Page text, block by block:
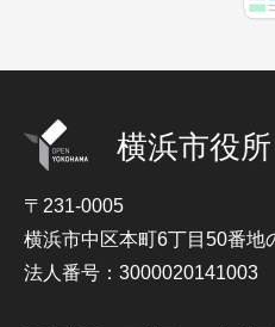
横浜市役所
〒231-0005
横浜市中区本町6丁目50番地
法人番号：3000020141003